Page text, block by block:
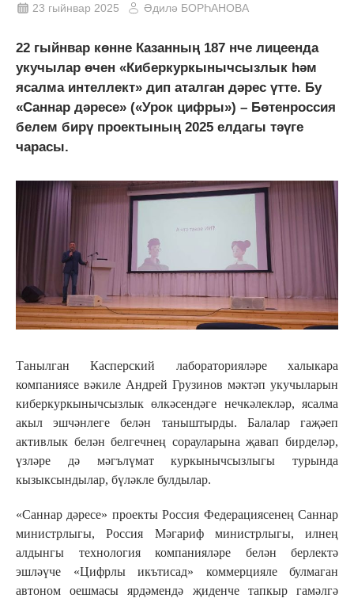
23 гыйнвар 2025 Әдилә БОРҺАНОВА
22 гыйнвар көнне Казанның 187 нче лицеенда
укучылар өчен «Киберкуркынычсызлык һәм
ясалма интеллект» дип аталган дәрес үтте. Бу
«Саннар дәресе» («Урок цифры») – Бөтенроссия
белем бирү проектының 2025 елдагы тәүге
чарасы.
Танылган Касперский лабораторияләре халыкара
компаниясе вәкиле Андрей Грузинов мәктәп укучыларын
киберкуркынычсызлык өлкәсендәге нечкәлекләр, ясалма
акыл эшчәнлеге белән таныштырды. Балалар гаҗәеп
активлык белән белгечнең сорауларына җавап бирделәр,
үзләре дә мәгълүмат куркынычсызлыгы турында
кызыксындылар, бүләкле булдылар.
«Саннар дәресе» проекты Россия Федерациясенең Саннар
министрлыгы, Россия Мәгариф министрлыгы, илнең
алдынгы технология компанияләре белән берлектә
эшләүче «Цифрлы икътисад» коммерцияле булмаган
автоном оешмасы ярдәмендә җиденче тапкыр гамәлгә